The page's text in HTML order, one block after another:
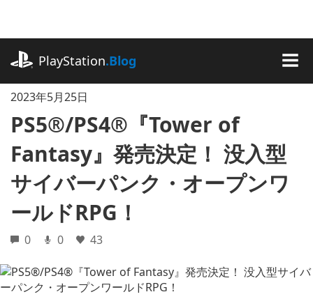
に
ッ
PlayStation.Blog
2023年5月25日
PS5®/PS4®『Tower of
Fantasy』発売決定！ 没入型
サイバーパンク・オープンワ
ールドRPG！
0 0 43